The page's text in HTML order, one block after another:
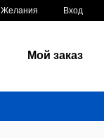
Желания Вход
Мой заказ